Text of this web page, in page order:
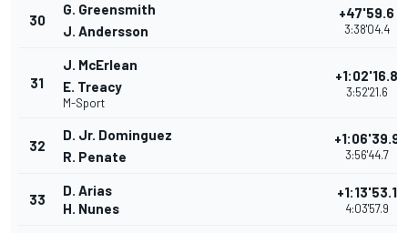
30
G. Greensmith
J. Andersson
+47'59.6
3:38'04.4
31
J. McErlean
E. Treacy
M-Sport
+1:02'16.8
3:52'21.6
32
D. Jr. Dominguez
R. Penate
+1:06'39.9
3:56'44.7
33
D. Arias
H. Nunes
+1:13'53.1
4:03'57.9